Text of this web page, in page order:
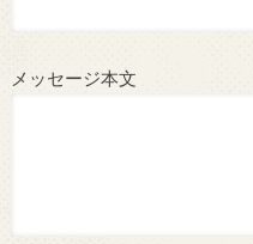
メッセージ本文